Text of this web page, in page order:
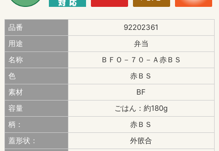
品番
92202361
用途
弁当
名称
ＢＦＯ－７０－Ａ赤ＢＳ
色
赤ＢＳ
素材
BF
容量
ごはん：約180g
柄：
赤ＢＳ
蓋形状：
外篏合